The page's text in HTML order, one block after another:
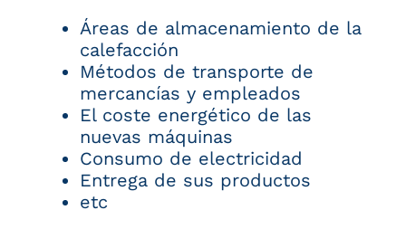
Áreas de almacenamiento de la
calefacción
Métodos de transporte de
mercancías y empleados
El coste energético de las
nuevas máquinas
Consumo de electricidad
Entrega de sus productos
etc